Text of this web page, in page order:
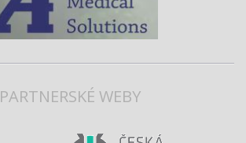
PARTNERSKÉ WEBY